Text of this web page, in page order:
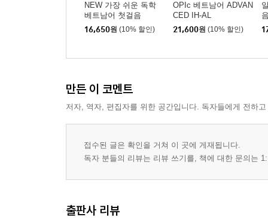
NEW 가장 쉬운 독학
베트남어 첫걸음
16,650원 (10% 할인)
OPIc 베트남어 ADVAN
CED IH-AL
21,600원 (10% 할인)
만든 이 코멘트
저자, 역자, 편집자를 위한 공간입니다. 독자들에게 전하
접수된 글은 확인을 거쳐 이 곳에 게재됩니다.
독자 분들의 리뷰는 리뷰 쓰기를, 책에 대한 문의는
출판사 리뷰